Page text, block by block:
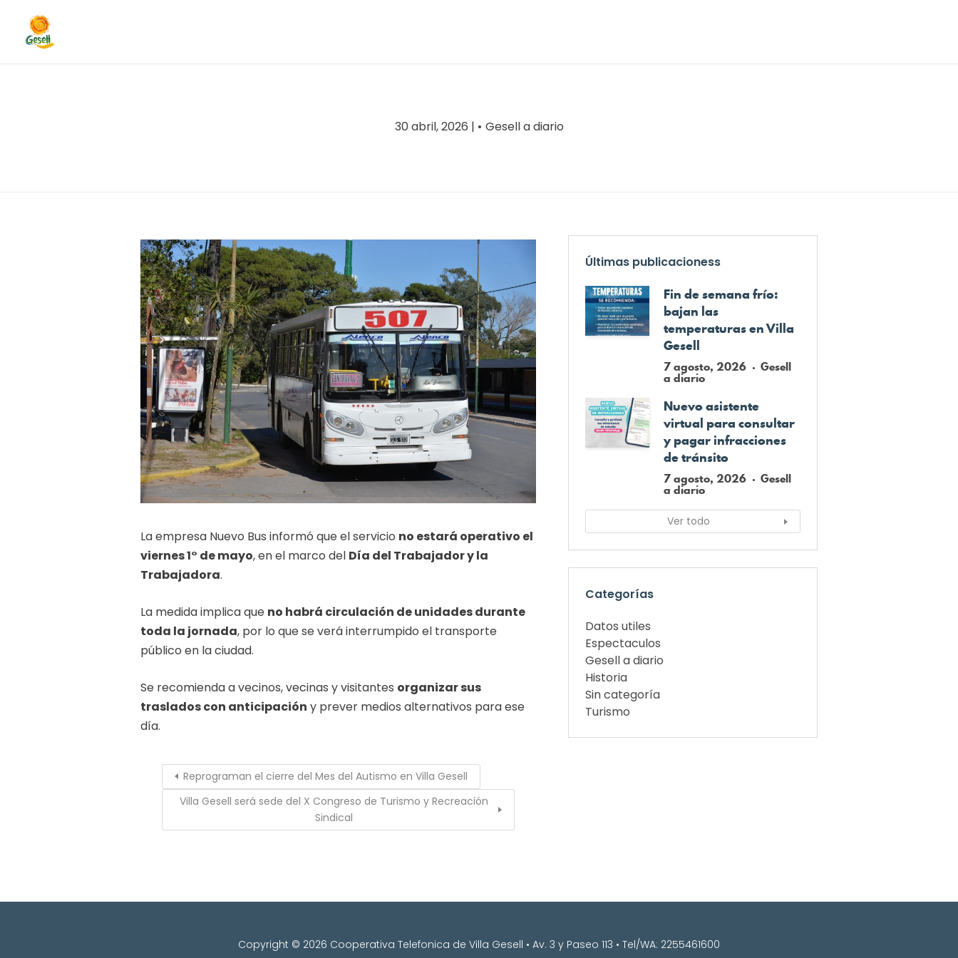
30 abril, 2026 | Gesell a diario
La empresa Nuevo Bus informó que el servicio no estará operativo el
viernes 1° de mayo, en el marco del Día del Trabajador y la
Trabajadora.
La medida implica que no habrá circulación de unidades durante
toda la jornada, por lo que se verá interrumpido el transporte
público en la ciudad.
Se recomienda a vecinos, vecinas y visitantes organizar sus
traslados con anticipación y prever medios alternativos para ese
día.
Reprograman el cierre del Mes del Autismo en Villa Gesell
Villa Gesell será sede del X Congreso de Turismo y Recreación
Sindical
Últimas publicacioness
Fin de semana frío:
bajan las
temperaturas en Villa
Gesell
7 agosto, 2026 Gesell
a diario
Nuevo asistente
virtual para consultar
y pagar infracciones
de tránsito
7 agosto, 2026 Gesell
a diario
Ver todo
Categorías
Datos utiles
Espectaculos
Gesell a diario
Historia
Sin categoría
Turismo
Copyright © 2026 Cooperativa Telefonica de Villa Gesell • Av. 3 y Paseo 113 • Tel/WA: 2255461600